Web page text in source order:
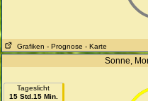
Grafiken - Prognose - Karte
Sonne,
Tageslicht
15 Std.15 Min.